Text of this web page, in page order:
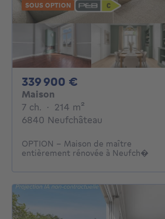
SOUS OPTION
339 900 €
Maison
7 ch. 7 chambres
· 214 m²
6840 Neufchâteau
OPTION - Maison de maître
entièrement rénovée à Neufch�